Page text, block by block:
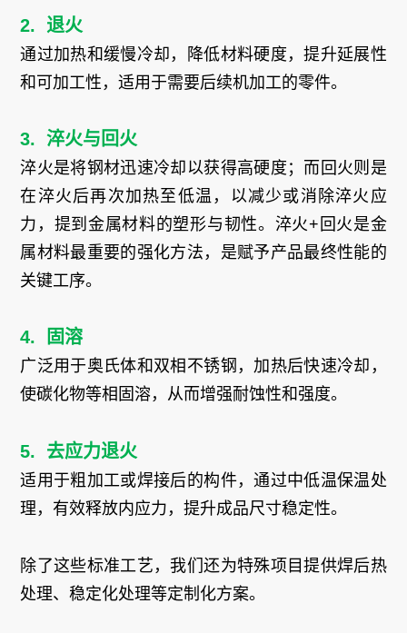
2. 退火
通过加热和缓慢冷却，降低材料硬度，提升延展性
和可加工性，适用于需要后续机加工的零件。
3. 淬火与回火
淬火是将钢材迅速冷却以获得高硬度；而回火则是
在淬火后再次加热至低温，以减少或消除淬火应
力，提到金属材料的塑形与韧性。淬火+回火是金
属材料最重要的强化方法，是赋予产品最终性能的
关键工序。
4. 固溶
广泛用于奥氏体和双相不锈钢，加热后快速冷却，
使碳化物等相固溶，从而增强耐蚀性和强度。
5. 去应力退火
适用于粗加工或焊接后的构件，通过中低温保温处
理，有效释放内应力，提升成品尺寸稳定性。
除了这些标准工艺，我们还为特殊项目提供焊后热
处理、稳定化处理等定制化方案。